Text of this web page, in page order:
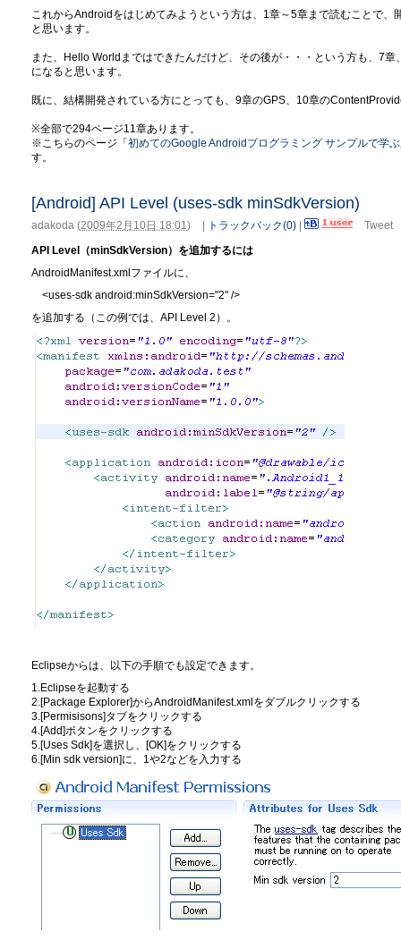
これからAndroidをはじめてみようという方は、1章～5章まで読むことで
と思います。
また、Hello Worldまではできたんだけど、その後が・・・という方も、7
になると思います。
既に、結構開発されている方にとっても、9章のGPS、10章の
※全部で294ページ11章あります。
※こちらのページ「 初めてのGoogle Androidプログラミング サンプルで学
す。
[Android] API Level (uses-sdk minSdkVersion)
adakoda (2009年2月10日 18:01) トラックバック(0)
Tweet
API Level（minSdkVersion）を追加するには
AndroidManifest.xmlファイルに、
<uses-sdk android:minSdkVersion="2" />
を追加する（この例では、API Level 2）。
Eclipseからは、以下の手順でも設定できます。
1.Eclipseを起動する
2.[Package Explorer]からAndroidManifest.xmlをダブルクリックする
3.[Permisisons]タブをクリックする
4.[Add]ボタンをクリックする
5.[Uses Sdk]を選択し、[OK]をクリックする
6.[Min sdk version]に、1や2などを入力する